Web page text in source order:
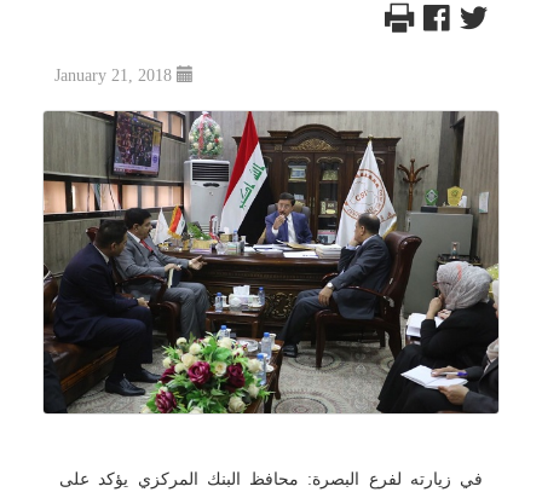
في زيارته لفرع البصرة: محافظ البنك المركزي يؤكد على